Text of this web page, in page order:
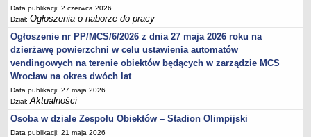
Data publikacji: 2 czerwca 2026
Dział:Ogłoszenia o naborze do pracy
Ogłoszenie nr PP/MCS/6/2026 z dnia 27 maja 2026 roku na
dzierżawę powierzchni w celu ustawienia automatów
vendingowych na terenie obiektów będących w zarządzie MCS
Wrocław na okres dwóch lat
Data publikacji: 27 maja 2026
Dział:Aktualności
Osoba w dziale Zespołu Obiektów – Stadion Olimpijski
Data publikacji: 21 maja 2026